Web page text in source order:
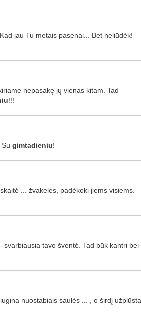
jau Tu metais pasenai... Bet neliūdėk!
nepasakę jų vienas kitam. Tad
!!!
gimtadieniu!
... žvakeles, padėkoki jiems visiems.
- svarbiausia tavo šventė. Tad būk kantri bei
nuostabiais saulės ... , o širdį užplūsta